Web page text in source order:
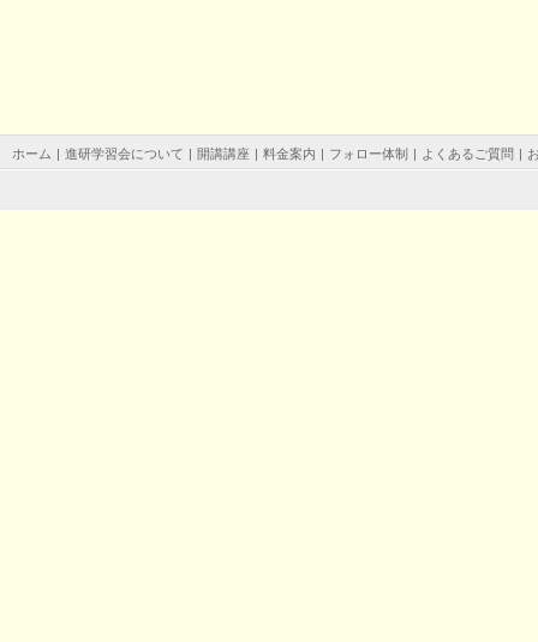
ホーム | 進研学習会について | 開講講座 | 料金案内 | フォロー体制 | よくあるご質問 |